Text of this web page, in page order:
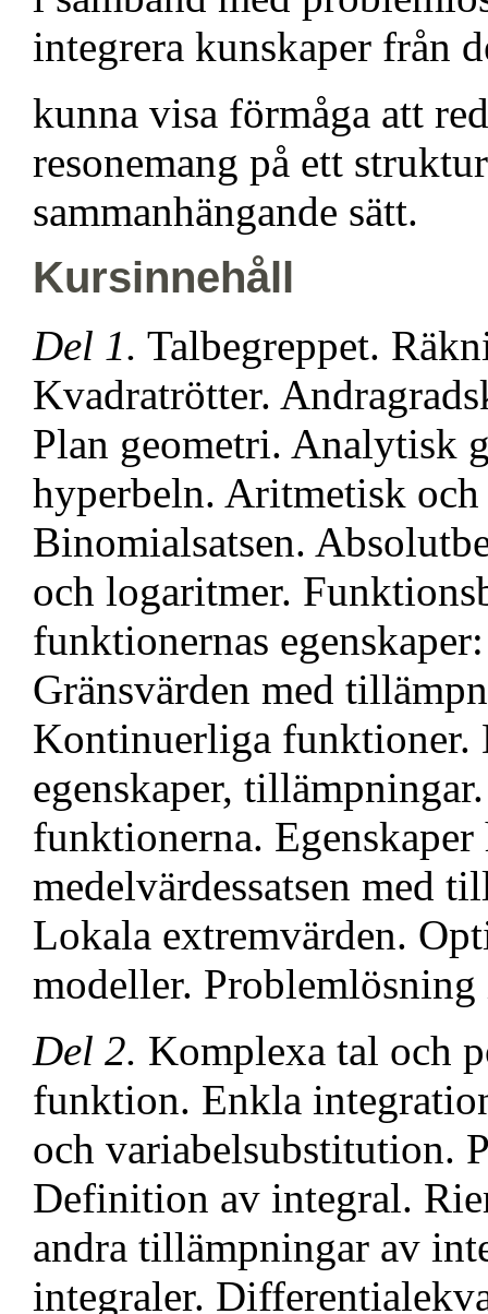
integrera kunskaper från
kunna visa förmåga att
resonemang på ett
sammanhängande sätt.
Kursinnehåll
Del 1. Talbegreppet.
Kvadratrötter.
Plan geometri. Analytisk
hyperbeln. Aritmetisk
Binomialsatsen.
och logaritmer.
funktionernas
Gränsvärden med
Kontinuerliga
egenskaper,
funktionerna.
medelvärdessatsen med
Lokala extremvärden.
modeller. Problemlösning
Del 2. Komplexa tal och
funktion. Enkla
och variabelsubstitution.
Definition av integral.
andra tillämpningar av
integraler.